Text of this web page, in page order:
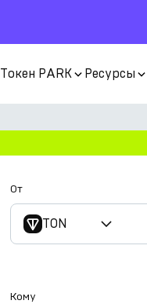
Токен PARK Ресурсы
От
TON
Кому